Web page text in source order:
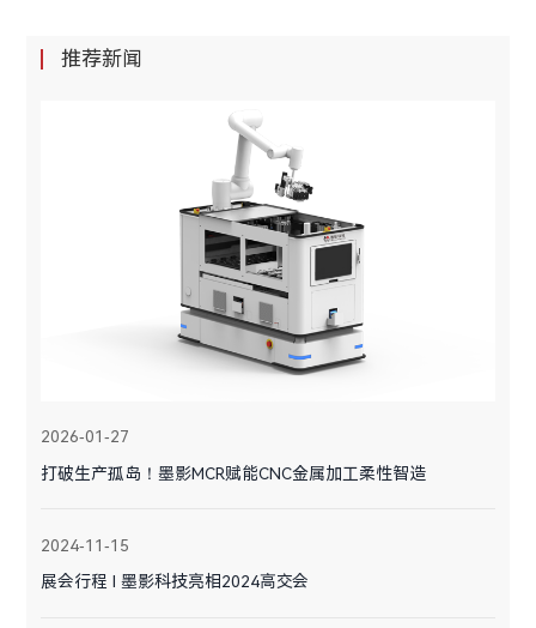
推荐新闻
2026-01-27
打破生产孤岛！墨影MCR赋能CNC金属加工柔性智造
2024-11-15
展会行程 I 墨影科技亮相2024高交会